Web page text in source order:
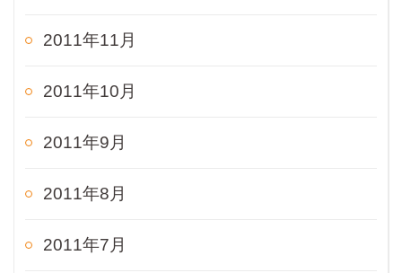
2011年11月
2011年10月
2011年9月
2011年8月
2011年7月